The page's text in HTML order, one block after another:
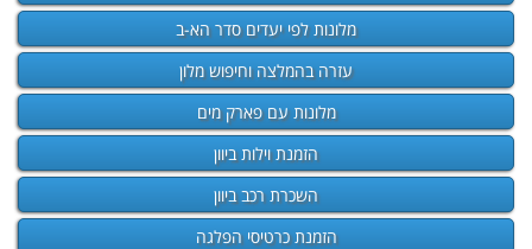
מלונות לפי יעדים סדר הא-ב
עזרה בהמלצה וחיפוש מלון
מלונות עם פארק מים
הזמנת וילות ביוון
השכרת רכב ביוון
הזמנת כרטיסי הפלגה